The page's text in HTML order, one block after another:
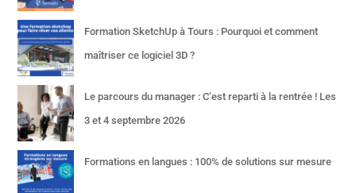
Formation SketchUp à Tours : Pourquoi et comment
maîtriser ce logiciel 3D ?
Le parcours du manager : C’est reparti à la rentrée ! Les
3 et 4 septembre 2026
Formations en langues : 100% de solutions sur mesure